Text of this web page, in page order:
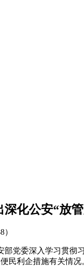
化公安“放
部党委深入学习贯
民利企措施有关情况